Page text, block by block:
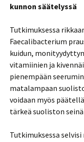
kunnon säätelyssä
Tutkimuksessa
Faecalibacterium
kuidun,
vitamiinien ja
pienempään
matalampaan
voidaan myös
tärkeä suoliston
Tutkimuksessa